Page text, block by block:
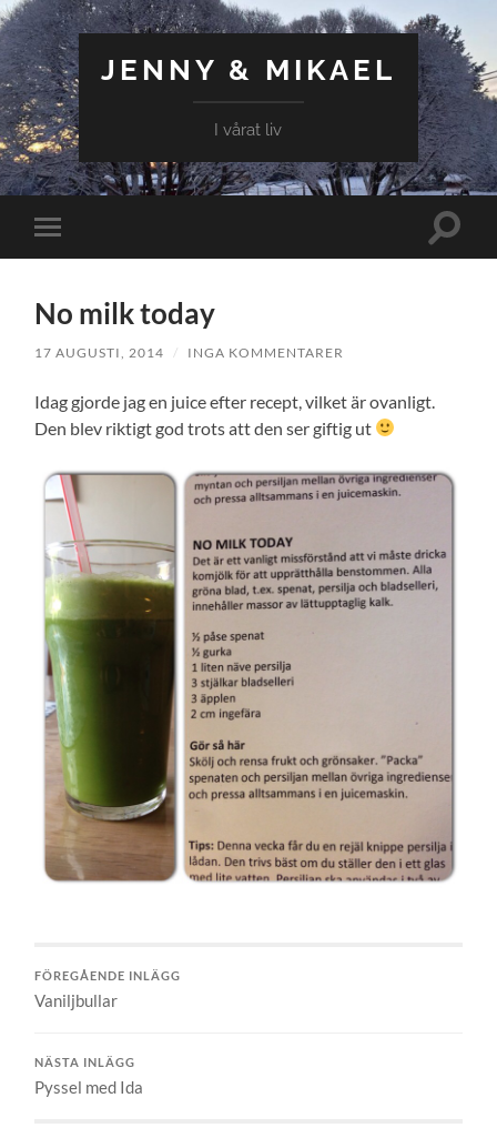
JENNY & MIKAEL
I vårat liv
Slå
på/av
Slå
No milk today
17 AUGUSTI, 2014 / INGA KOMMENTARER
Idag gjorde jag en juice efter recept, vilket är ovanligt.
Den blev riktigt god trots att den ser giftig ut
FÖREGÅENDE INLÄGG
Vaniljbullar
NÄSTA INLÄGG
Pyssel med Ida